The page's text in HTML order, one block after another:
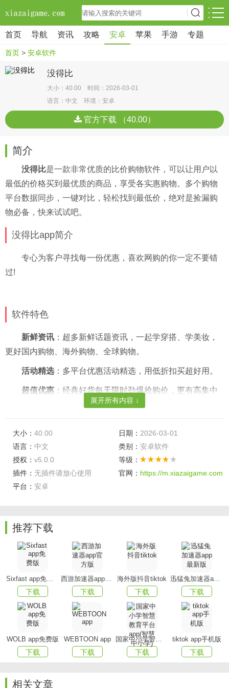
首页 导航 资讯 攻略 安卓 苹果 手游 专题
首页 > 安卓软件
没得比
大小：40.00 时间：2026-03-01
语言：中文 环境：安卓
官方下载 （40.00）
简介
没得比是一款非常优质的比价购物软件，可以让用户以
最低的价格买到最优质的商品，享受各实惠购物。多个购物
平台数据同步，一键对比，轻松找到最低价，绝对是捡漏购
物必备，快来试试吧。
没得比app简介
专心为客户寻找每一份优惠，喜欢网购的你一定不要错
过!
软件特色
新鲜资讯 ：超多新鲜话题资讯，一起学穿搭、学美妆，
更好国内购物、海外购物、全球购物。
活动精选：多平台优惠活动精选，用低折扣买超好用。
超值优惠 ：经典好货每天限时劲爆抢购价，更有高集中
优惠券入口，一次点击获取多平台优惠折扣信息。
应用优势
购物清单
购物清单推送，给你精选值得买的全球商品合辑。
小编精选
要错过。
大家都在买
大家在海淘什么，在下单什么，大众消费指南，大家觉
得好才是真的好。
白菜价
9.9元包邮好物，还有什么比这更优惠？
软件功能
精选好物
展开所有内容 ↓
大小： 40.00 日期： 2026-03-01
语言： 中文 类别： 安卓软件
授权： v5.0.0
等级：
插件： 无插件请放心使用 官网： https://m.xiazaigame.com
平台： 安卓
推荐下载
Sixfast app免费版
下载
西游加速器app官方版
下载
海外版抖音tiktok
下载
迅猛兔加速器app最新版
下载
WOLB app免费版
下载
WEBTOON app
下载
国家中小学智慧教育平台app(智慧中小学)
下载
tiktok app手机版
下载
相关文章